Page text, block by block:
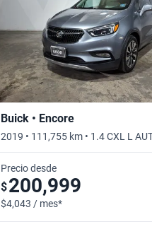
Buick • Encore
2019 • 111,755 km • 1.4 CXL L
Automático
Precio desde
$200,999
$4,043 / mes*